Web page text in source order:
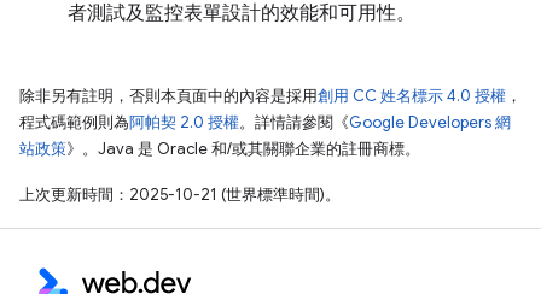
者測試及監控表單設計的效能和可用性。
除非另有註明，否則本頁面中的內容是採用創用 CC 姓名標示 4.0 授權 ，
程式碼範例則為阿帕契 2.0 授權。詳情請參閱《Google Developers 網
站政策》。Java 是 Oracle 和/或其關聯企業的註冊商標。
上次更新時間：2025-10-21 (世界標準時間)。